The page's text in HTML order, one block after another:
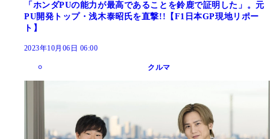
「ホンダPUの能力が最高であることを鈴鹿で証明した」。元
PU開発トップ・浅木泰昭氏を直撃!!【F1日本GP現地リポー
ト】
2023年10月06日 06:00
クルマ